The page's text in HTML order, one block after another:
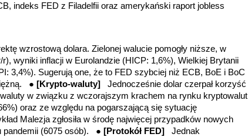
indeks FED z Filadelfii oraz amerykański raport jobless
wzrostową dolara. Zielonej walucie pomogły niższe, w
wyniki inflacji w Eurolandzie (HICP: 1,6%), Wielkiej Brytanii
3,4%). Sugerują one, że to FED szybciej niż ECB, BoE i BoC
● [Krypto-waluty] Jednocześnie dolar czerpał korzyść
w związku z wczorajszym krachem na rynku kryptowalut
oraz ze względu na pogarszającą się sytuację
Malezja zgłosiła w środę najwięcej przypadków nowych
pandemii (6075 osób). ● [Protokół FED] Jednak